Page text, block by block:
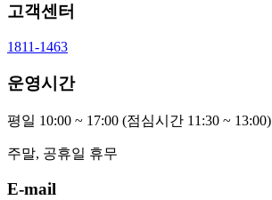
고객센터
1811-1463
운영시간
평일 10:00 ~ 17:00 (점심시간 11:30 ~ 13:00)
주말, 공휴일 휴무
E-mail